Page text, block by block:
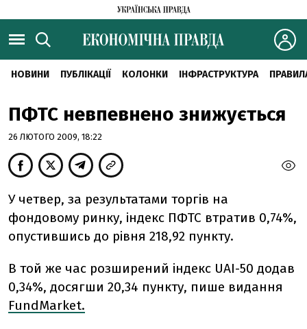
НОВИНИ ПУБЛІКАЦІЇ КОЛОНКИ ІНФРАСТРУКТУРА
ПФТС невпевнено знижується
26 ЛЮТОГО 2009, 18:22
У четвер, за результатами торгів на
фондовому ринку, індекс ПФТС втратив 0,74%,
опустившись до рівня 218,92 пункту.
В той же час розширений індекс UAI-50 додав
0,34%, досягши 20,34 пункту, пише видання
FundMarket.